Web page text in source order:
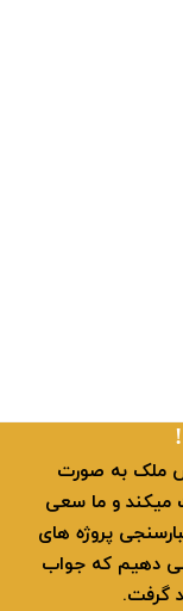
پیش فروش ملک به صورت
22 تهران فعالیت میکند و ما سعی
پروژه های
دهیم که جواب
گرفت.